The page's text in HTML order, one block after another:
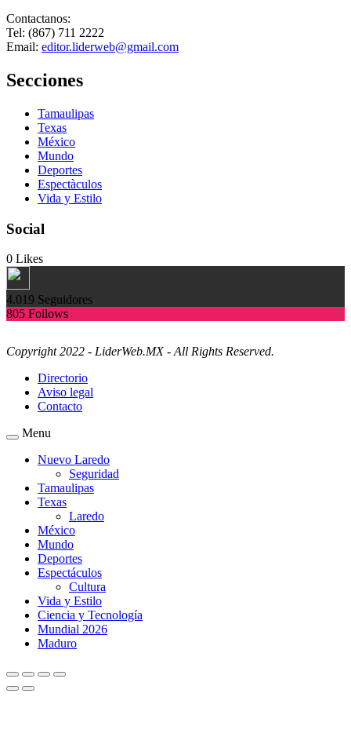
Contactanos:
Tel: (867) 711 2222
Email: editor.liderweb@gmail.com
Secciones
Tamaulipas
Texas
México
Mundo
Deportes
Espectàculos
Vida y Estilo
Social
0 Likes
4.019 Seguidores
805 Follows
Copyright 2022 - LiderWeb.MX - All Rights Reserved.
Directorio
Aviso legal
Contacto
Menu
Nuevo Laredo
Seguridad
Tamaulipas
Texas
Laredo
México
Mundo
Deportes
Espectáculos
Cultura
Vida y Estilo
Ciencia y Tecnología
Mundial 2026
Maduro